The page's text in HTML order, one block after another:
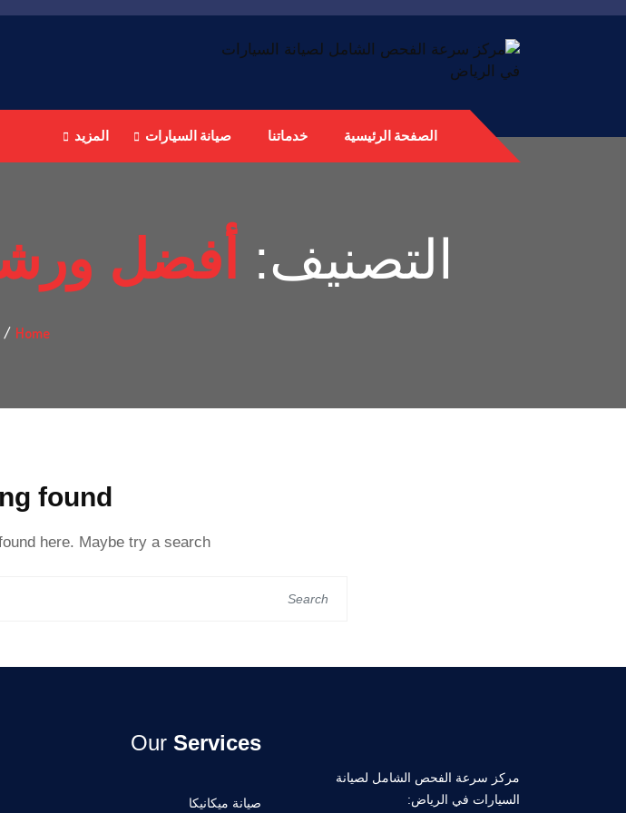
الصفحة الرئيسية خدماتنا صيانة السيارات المزيد
التصنيف: أفضل
Home
found!
here. Maybe try a search?
مركز سرعة الفحص الشامل لصيانة
السيارات في الرياض:
Our Services
صيانة ميكانيكا